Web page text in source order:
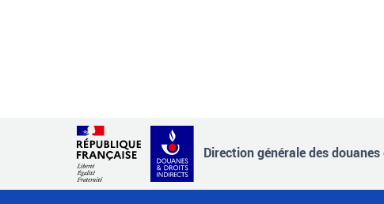
Direction générale des